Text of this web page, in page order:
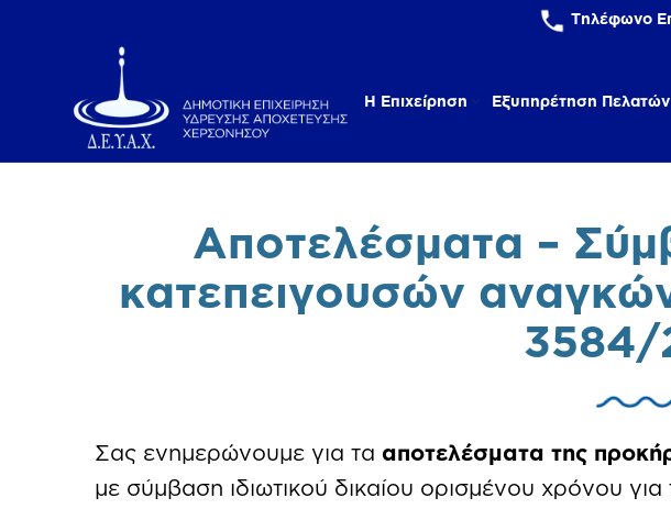
Τηλέφωνο
Η Επιχείρηση Εξυπηρέτηση Πελατών
Αποτελέσματα –
κατεπειγουσών
Σας ενημερώνουμε για τα αποτελέσματα της
με σύμβαση ιδιωτικού δικαίου ορισμένου χρόνου